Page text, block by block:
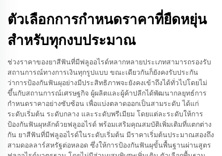
ตัวเลือกการกำหนดราคาที่ยืดหยุ่น
สำหรับทุกงบประมาณ
ช่วงราคาของยาสีฟันที่มีฟลูออไรด์หลากหลายประเภทสามารถรองรับ
สถานการณ์ทางการเงินทุกรูปแบบ ขณะเดียวกันก็ยังคงรับประกัน
ว่าการป้องกันฟันผุอย่างมีประสิทธิภาพจะยังคงเข้าถึงได้ทั่วไปโดยไม่
ขึ้นกับสถานการณ์เศรษฐกิจ ผู้ผลิตและผู้ค้าปลีกได้พัฒนากลยุทธ์การ
กำหนดราคาอย่างซับซ้อน เพื่อแบ่งตลาดออกเป็นสามระดับ ได้แก่
ระดับเริ่มต้น ระดับกลาง และระดับพรีเมียม โดยแต่ละระดับให้การ
ป้องกันฟันผุหลักด้วยฟลูออไรด์ พร้อมเสริมคุณสมบัติเพิ่มเติมที่แตกต่าง
กัน ยาสีฟันที่มีฟลูออไรด์ในระดับเริ่มต้น มีราคาเริ่มต้นประมาณสองถึง
สามดอลลาร์สหรัฐต่อหลอด ซึ่งให้การป้องกันฟันผุขั้นพื้นฐานผ่านสูตร